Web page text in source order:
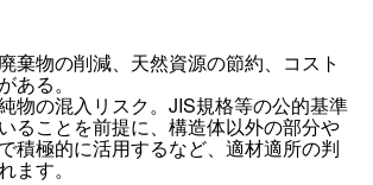
廃棄物の削減、天然資源の節約、コスト
ある。
物の混入リスク。JIS規格等の公的基準
ることを前提に、構造体以外の部分や
積極的に活用するなど、適材適所の判
ます。